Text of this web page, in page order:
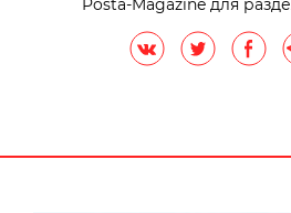
Posta-Magazine для